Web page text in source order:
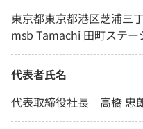
東京都東京都港区芝浦三
msb Tamachi 田町ステ
代表者氏名
代表取締役社長 高橋 忠